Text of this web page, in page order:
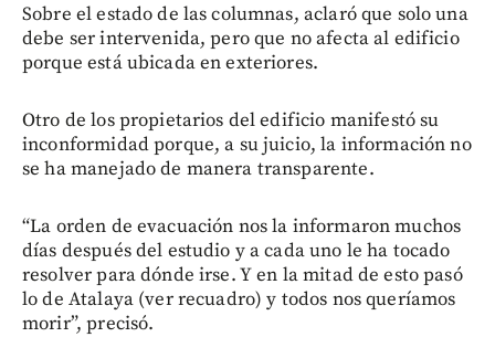
Sobre el estado de las columnas, aclaró que solo una
debe ser intervenida, pero que no afecta al edificio
porque está ubicada en exteriores.
Otro de los propietarios del edificio manifestó su
inconformidad porque, a su juicio, la información no
se ha manejado de manera transparente.
“La orden de evacuación nos la informaron muchos
días después del estudio y a cada uno le ha tocado
resolver para dónde irse. Y en la mitad de esto pasó
lo de Atalaya (ver recuadro) y todos nos queríamos
morir”, precisó.